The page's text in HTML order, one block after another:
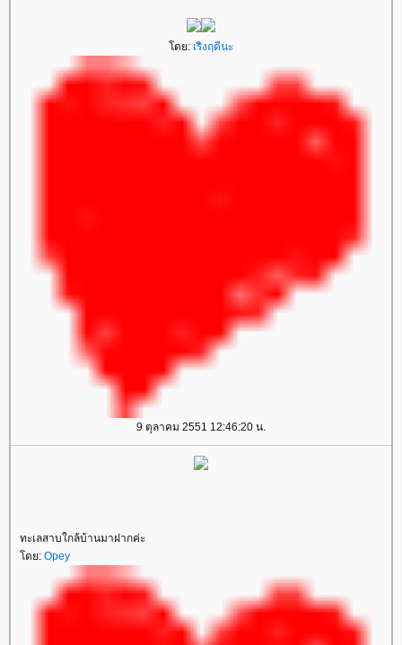
ดย: เริงฤดีนะ
9 ตุลาคม 2551 12:46:20 น.
ทะเลสาบใกล้บ้านมาฝากค่ะ
ดย: Opey